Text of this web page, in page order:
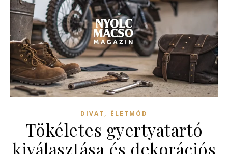
DIVAT , ÉLETMÓD
Tökéletes gyertyatartó
kiválasztása és dekorációs